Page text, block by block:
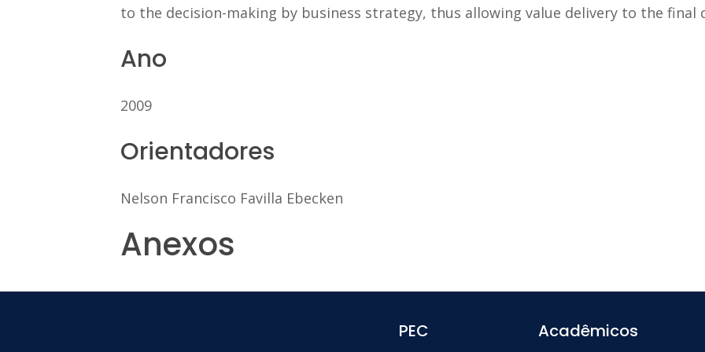
to the decision-making by business strategy, thus allowing value delivery to the final
Ano
2009
Orientadores
Nelson Francisco Favilla Ebecken
Anexos
PEC Acadêmicos